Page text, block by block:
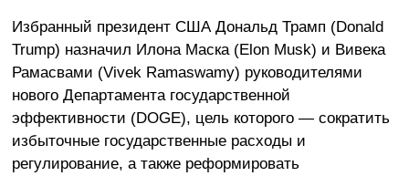
Избранный президент США Дональд Трамп (Donald
Trump) назначил Илона Маска (Elon Musk) и Вивека
Рамасвами (Vivek Ramaswamy) руководителями
нового Департамента государственной
эффективности (DOGE), цель которого — сократить
избыточные государственные расходы и
регулирование, а также реформировать